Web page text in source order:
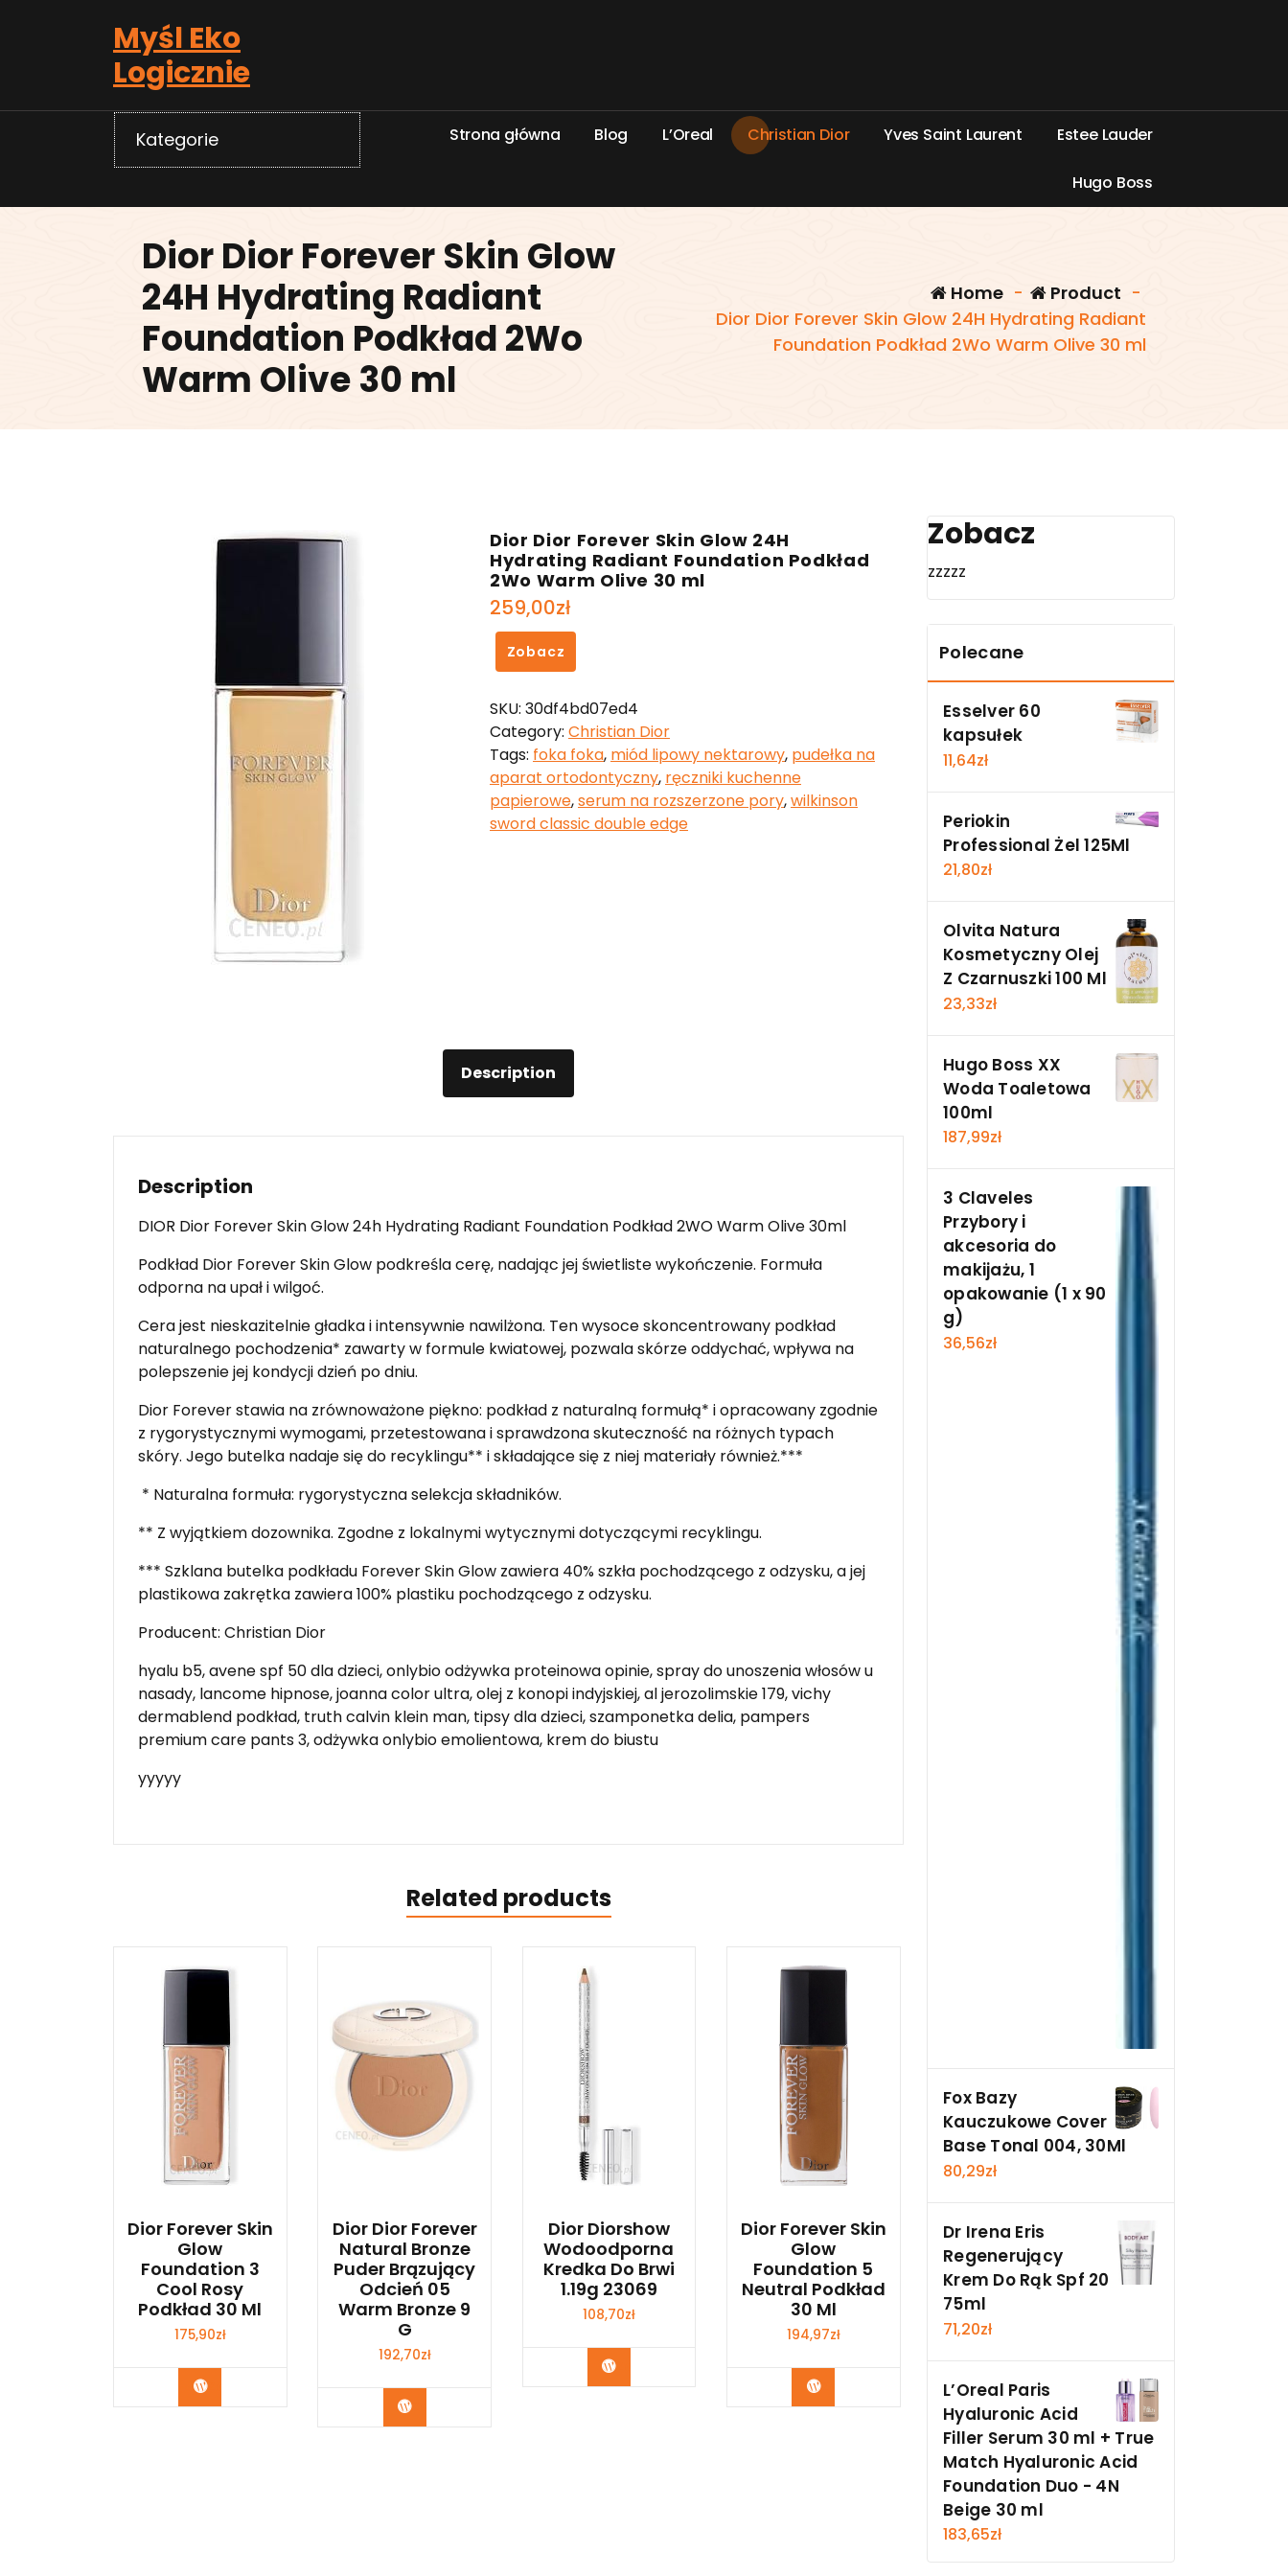
Myśl Eko
Logicznie
Kategorie Strona główna Blog L’Oreal Christian Dior Yves Saint Laurent Estee Lauder
Hugo Boss
Dior Dior Forever Skin Glow
24H Hydrating Radiant
Foundation Podkład 2Wo
Warm Olive 30 ml
Home - Product -
Dior Dior Forever Skin Glow 24H Hydrating Radiant
Foundation Podkład 2Wo Warm Olive 30 ml
Dior Dior Forever Skin Glow 24H
Hydrating Radiant Foundation Podkład
2Wo Warm Olive 30 ml
259,00zł
Zobacz
SKU: 30df4bd07ed4
Category: Christian Dior
Tags: foka foka, miód lipowy nektarowy, pudełka na
aparat ortodontyczny, ręczniki kuchenne
papierowe,serum na rozszerzone pory,wilkinson
sword classic double edge
Description
Description
DIOR Dior Forever Skin Glow 24h Hydrating Radiant Foundation Podkład 2WO Warm Olive 30ml
Podkład Dior Forever Skin Glow podkreśla cerę, nadając jej świetliste wykończenie. Formuła
odporna na upał i wilgoć.
Cera jest nieskazitelnie gładka i intensywnie nawilżona. Ten wysoce skoncentrowany podkład
naturalnego pochodzenia* zawarty w formule kwiatowej, pozwala skórze oddychać, wpływa na
polepszenie jej kondycji dzień po dniu.
Dior Forever stawia na zrównoważone piękno: podkład z naturalną formułą* i opracowany zgodnie
z rygorystycznymi wymogami, przetestowana i sprawdzona skuteczność na różnych typach
skóry. Jego butelka nadaje się do recyklingu** i składające się z niej materiały również.***
* Naturalna formuła: rygorystyczna selekcja składników.
** Z wyjątkiem dozownika. Zgodne z lokalnymi wytycznymi dotyczącymi recyklingu.
*** Szklana butelka podkładu Forever Skin Glow zawiera 40% szkła pochodzącego z odzysku, a jej
plastikowa zakrętka zawiera 100% plastiku pochodzącego z odzysku.
Producent: Christian Dior
hyalu b5, avene spf 50 dla dzieci, onlybio odżywka proteinowa opinie, spray do unoszenia włosów u
nasady, lancome hipnose, joanna color ultra, olej z konopi indyjskiej, al jerozolimskie 179, vichy
dermablend podkład, truth calvin klein man, tipsy dla dzieci, szamponetka delia, pampers
premium care pants 3, odżywka onlybio emolientowa, krem do biustu
yyyyy
Related products
Dior Forever Skin
Glow
Foundation 3
Cool Rosy
Podkład 30 Ml
175,90zł
Zobacz
Dior Dior Forever
Natural Bronze
Puder Brązujący
Odcień 05
Warm Bronze 9
G
192,70zł
Zobacz
Dior Diorshow
Wodoodporna
Kredka Do Brwi
1.19g 23069
108,70zł
Zobacz
Dior Forever Skin
Glow
Foundation 5
Neutral Podkład
30 Ml
194,97zł
Zobacz
Zobacz
zzzzz
Polecane
Esselver 60
kapsułek
11,64zł
Periokin
Professional Żel 125Ml
21,80zł
Olvita Natura
Kosmetyczny Olej
Z Czarnuszki 100 Ml
23,33zł
Hugo Boss XX
Woda Toaletowa
100ml
187,99zł
3 Claveles
Przybory i
akcesoria do
makijażu, 1
opakowanie (1 x 90
g)
36,56zł
Fox Bazy
Kauczukowe Cover
Base Tonal 004, 30Ml
80,29zł
Dr Irena Eris
Regenerujący
Krem Do Rąk Spf 20
75ml
71,20zł
L’Oreal Paris
Hyaluronic Acid
Filler Serum 30 ml + True
Match Hyaluronic Acid
Foundation Duo - 4N
Beige 30 ml
183,65zł